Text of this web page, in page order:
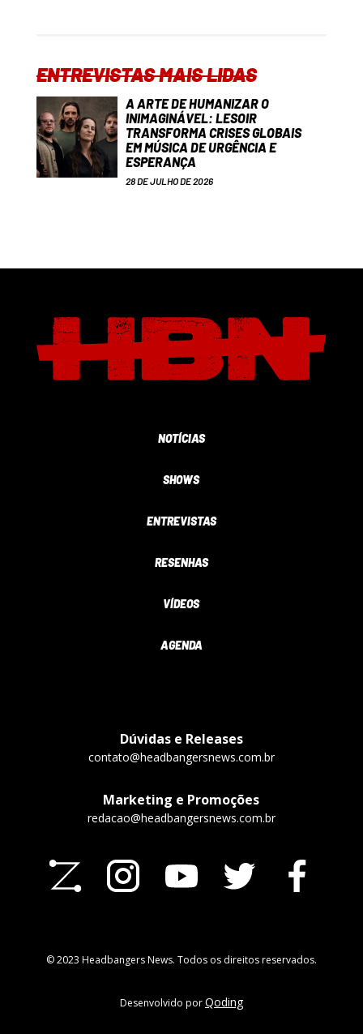
ENTREVISTAS MAIS LIDAS
A ARTE DE HUMANIZAR O
INIMAGINÁVEL: LESOIR
TRANSFORMA CRISES GLOBAIS
EM MÚSICA DE URGÊNCIA E
ESPERANÇA
28 DE JULHO DE 2026
NOTÍCIAS
SHOWS
ENTREVISTAS
RESENHAS
VÍDEOS
AGENDA
Dúvidas e Releases
contato@headbangersnews.com.br
Marketing e Promoções
redacao@headbangersnews.com.br
© 2023 Headbangers News. Todos os direitos reservados.
Desenvolvido porQoding